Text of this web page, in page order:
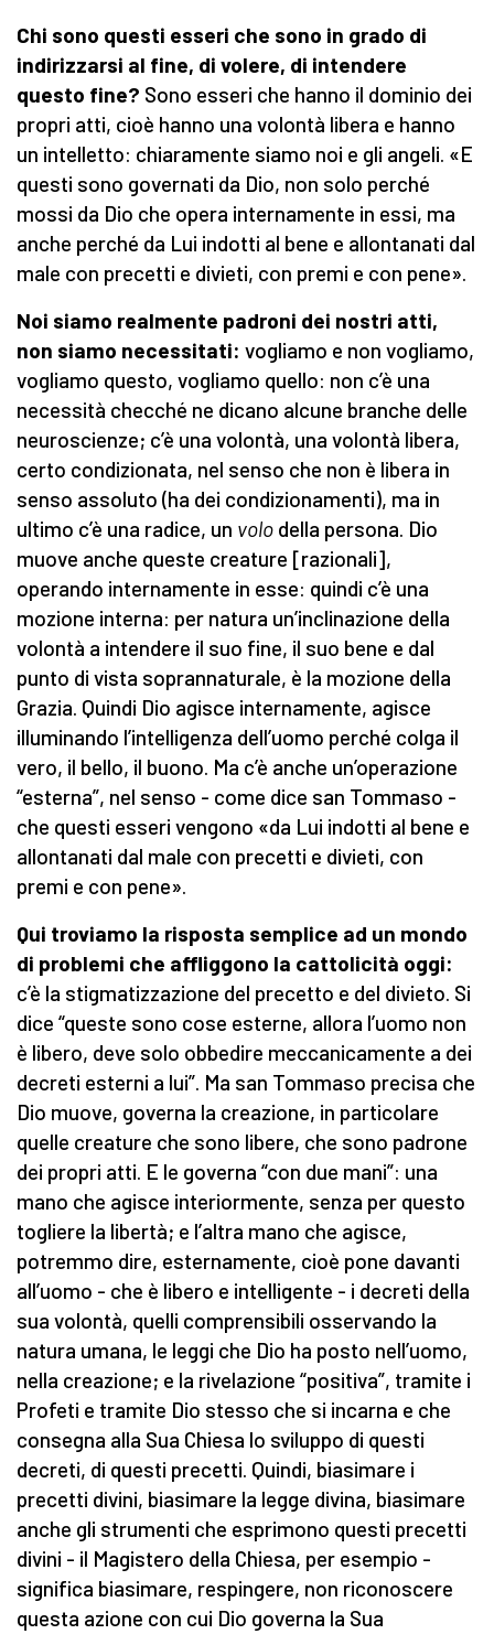
Chi sono questi esseri che sono in grado di
indirizzarsi al fine, di volere, di intendere
questo fine? Sono esseri che hanno il dominio dei
propri atti, cioè hanno una volontà libera e hanno
un intelletto: chiaramente siamo noi e gli angeli. «E
questi sono governati da Dio, non solo perché
mossi da Dio che opera internamente in essi, ma
anche perché da Lui indotti al bene e allontanati dal
male con precetti e divieti, con premi e con pene».
Noi siamo realmente padroni dei nostri atti,
non siamo necessitati: vogliamo e non vogliamo,
vogliamo questo, vogliamo quello: non c’è una
necessità checché ne dicano alcune branche delle
neuroscienze; c’è una volontà, una volontà libera,
certo condizionata, nel senso che non è libera in
senso assoluto (ha dei condizionamenti), ma in
ultimo c’è una radice, un volo della persona. Dio
muove anche queste creature [razionali],
operando internamente in esse: quindi c’è una
mozione interna: per natura un’inclinazione della
volontà a intendere il suo fine, il suo bene e dal
punto di vista soprannaturale, è la mozione della
Grazia. Quindi Dio agisce internamente, agisce
illuminando l’intelligenza dell’uomo perché colga il
vero, il bello, il buono. Ma c’è anche un’operazione
“esterna”, nel senso - come dice san Tommaso -
che questi esseri vengono «da Lui indotti al bene e
allontanati dal male con precetti e divieti, con
premi e con pene».
Qui troviamo la risposta semplice ad un mondo
di problemi che affliggono la cattolicità oggi:
c’è la stigmatizzazione del precetto e del divieto. Si
dice “queste sono cose esterne, allora l’uomo non
è libero, deve solo obbedire meccanicamente a dei
decreti esterni a lui”. Ma san Tommaso precisa che
Dio muove, governa la creazione, in particolare
quelle creature che sono libere, che sono padrone
dei propri atti. E le governa “con due mani”: una
mano che agisce interiormente, senza per questo
togliere la libertà; e l’altra mano che agisce,
potremmo dire, esternamente, cioè pone davanti
all’uomo - che è libero e intelligente - i decreti della
sua volontà, quelli comprensibili osservando la
natura umana, le leggi che Dio ha posto nell’uomo,
nella creazione; e la rivelazione “positiva”, tramite i
Profeti e tramite Dio stesso che si incarna e che
consegna alla Sua Chiesa lo sviluppo di questi
decreti, di questi precetti. Quindi, biasimare i
precetti divini, biasimare la legge divina, biasimare
anche gli strumenti che esprimono questi precetti
divini - il Magistero della Chiesa, per esempio -
significa biasimare, respingere, non riconoscere
questa azione con cui Dio governa la Sua